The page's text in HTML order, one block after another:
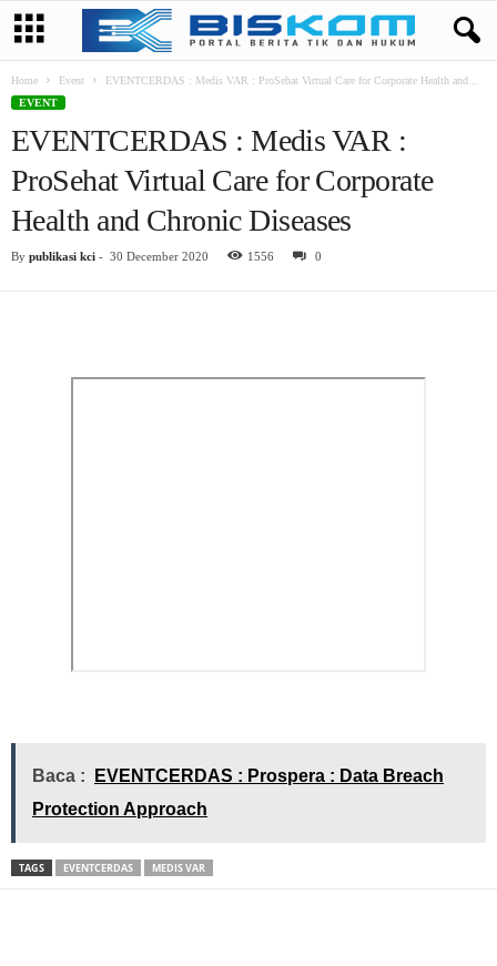
Home Event
EVENTCERDAS : Medis VAR : ProSehat Virtual Care for Corporate Health and...
EVENT
EVENTCERDAS : Medis VAR :
ProSehat Virtual Care for Corporate
Health and Chronic Diseases
By publikasi kci - 30 December 2020 1556 0
Baca :
EVENTCERDAS : Prospera : Data Breach
Protection Approach
TAGS EVENTCERDAS MEDIS VAR